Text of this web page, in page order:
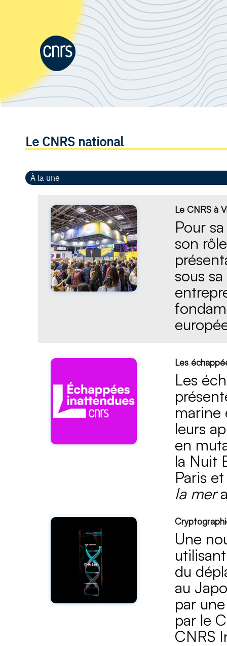
Le CNRS national
À la une
Le CNRS à
Pour
son
sous
Les
Les
marine
leurs
en
la Nuit
Paris
la mer
Une
du
au
par
par le
CNRS